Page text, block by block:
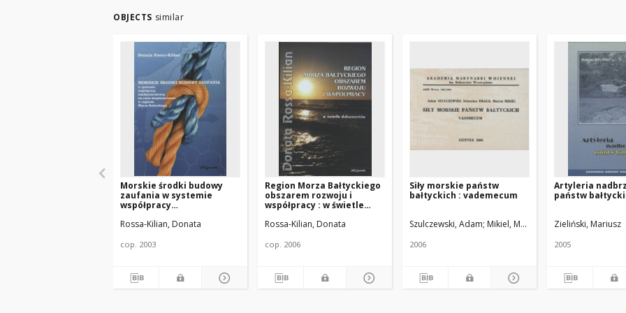
OBJECTS similar
Morskie środki budowy
zaufania w systemie
współpracy
bezpieczeństwa w
Bałtyckiego
Rossa-Kilian, Donata
cop. 2003
Region Morza Bałtyckiego
obszarem rozwoju i
współpracy : w świetle
Rossa-Kilian, Donata
cop. 2006
Siły morskie państw
bałtyckich : vademecum
Szulczewski, Adam Mikiel, Marcin Draga, Sebastian
2006
Artyleria
państw
Zieliński, Mariusz
2005